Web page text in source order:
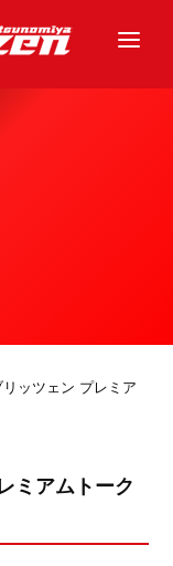
ッツェン プレミア
ミアムトーク